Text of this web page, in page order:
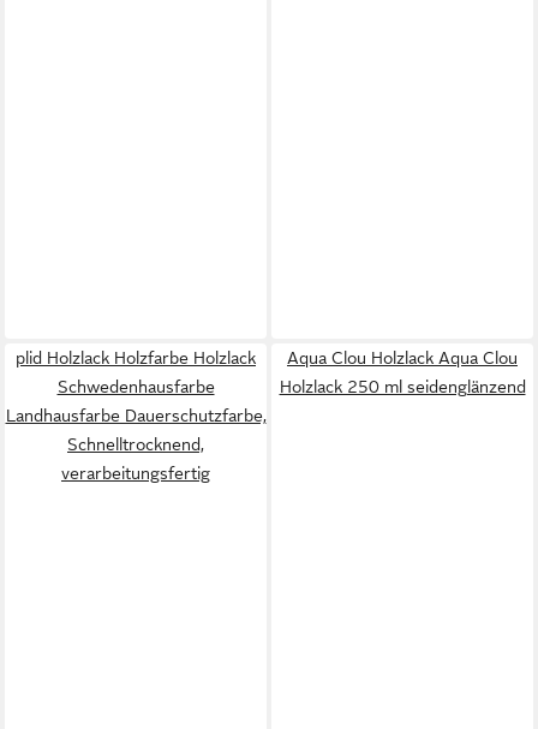
plid Holzlack Holzfarbe Holzlack
Schwedenhausfarbe
Landhausfarbe Dauerschutzfarbe,
Schnelltrocknend,
verarbeitungsfertig
Aqua Clou Holzlack Aqua Clou
Holzlack 250 ml seidenglänzend